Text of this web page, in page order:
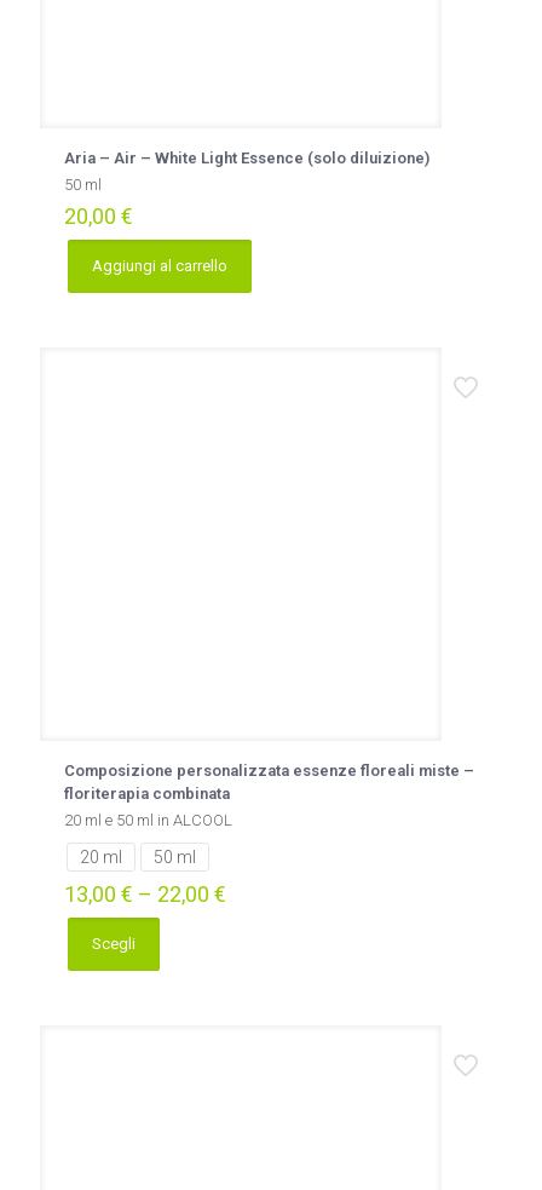
Aria – Air – White Light Essence (solo diluizione)
50 ml
20,00 €
Aggiungi al carrello
Composizione personalizzata essenze floreali miste –
floriterapia combinata
20 ml e 50 ml in ALCOOL
20 ml 50 ml
13,00 € – 22,00 €
Scegli
Questo
prodotto